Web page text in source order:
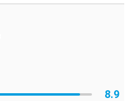
8.9